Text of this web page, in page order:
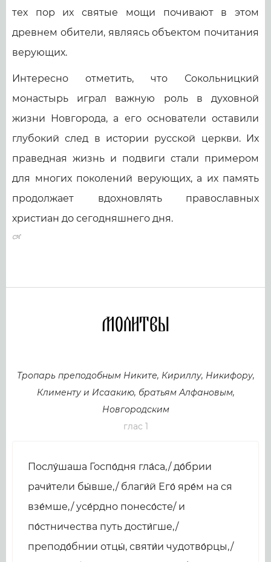
тех пор их святые мощи почивают в этом
древнем обители, являясь объектом почитания
верующих.
Интересно отметить, что Сокольницкий
монастырь играл важную роль в духовной
жизни Новгорода, а его основатели оставили
глубокий след в истории русской церкви. Их
праведная жизнь и подвиги стали примером
для многих поколений верующих, а их память
продолжает вдохновлять православных
христиан до сегодняшнего дня.
Молитвы
Тропарь преподобным Никите, Кириллу, Никифору,
Клименту и Исаакию, братьям Алфановым,
Новгородским
глас 1
Послу́шаша Госпо́дня гла́са,/ до́брии
рачи́тели бы́вше,/ благи́й Его́ яре́м на ся
взе́мше,/ усе́рдно понесо́сте/ и
по́стничества путь дости́гше,/
преподо́бнии отцы́, святи́и чудотво́рцы,/